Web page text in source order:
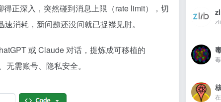
正深入，突然碰到消息上限（rate limit），切
消耗，新问题还没问就已捉襟见肘。
或 Claude 对话，提炼成可移植的
需账号、隐私安全。